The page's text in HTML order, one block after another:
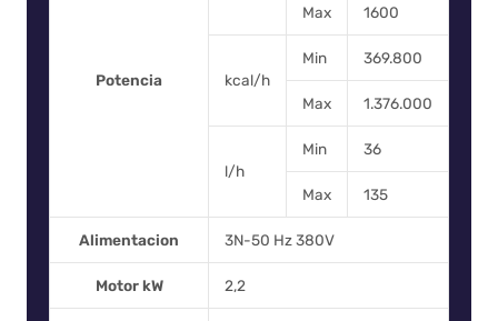
Potencia
Max 1600
kcal/h
Min 369.800
Max 1.376.000
l/h
Min 36
Max 135
Alimentacion 3N-50 Hz 380V
Motor kW 2,2